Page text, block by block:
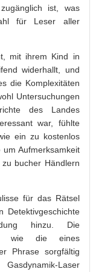
ist, was
für Leser aller
mit ihrem Kind in
widerhallt, und
die Komplexitäten
Untersuchungen
des Landes
war, fühlte
ein zu kostenlos
Aufmerksamkeit
bucher Händlern
für das Rätsel
Detektivgeschichte
hinzu. Die
wie die eines
Phrase sorgfältig
Laser